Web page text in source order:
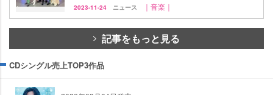
2023-11-24 ニュース ｜音楽｜
記事をもっと見る
CDシングル売上TOP3作品